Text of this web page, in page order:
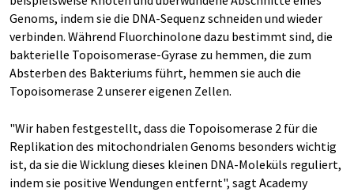
Genoms, indem sie die DNA-Sequenz schneiden und wieder
verbinden. Während Fluorchinolone dazu bestimmt sind, die
bakterielle Topoisomerase-Gyrase zu hemmen, die zum
Absterben des Bakteriums führt, hemmen sie auch die
Topoisomerase 2 unserer eigenen Zellen.
"Wir haben festgestellt, dass die Topoisomerase 2 für die
Replikation des mitochondrialen Genoms besonders wichtig
ist, da sie die Wicklung dieses kleinen DNA-Moleküls reguliert,
indem sie positive Wendungen entfernt", sagt Academy